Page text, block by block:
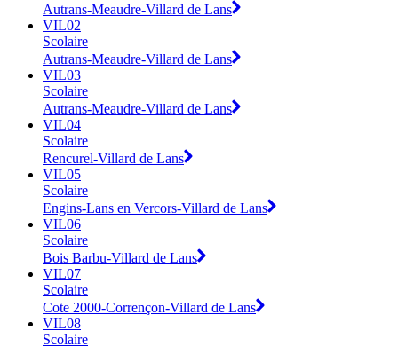
Autrans-Meaudre-Villard de Lans
VIL02
Scolaire
Autrans-Meaudre-Villard de Lans
VIL03
Scolaire
Autrans-Meaudre-Villard de Lans
VIL04
Scolaire
Rencurel-Villard de Lans
VIL05
Scolaire
Engins-Lans en Vercors-Villard de Lans
VIL06
Scolaire
Bois Barbu-Villard de Lans
VIL07
Scolaire
Cote 2000-Corrençon-Villard de Lans
VIL08
Scolaire